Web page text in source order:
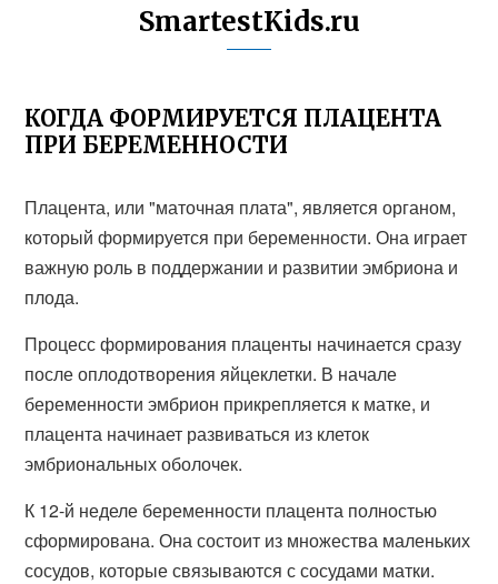
SmartestKids.ru
КОГДА ФОРМИРУЕТСЯ ПЛАЦЕНТА
ПРИ БЕРЕМЕННОСТИ
Плацента, или "маточная плата", является органом,
который формируется при беременности. Она играет
важную роль в поддержании и развитии эмбриона и
плода.
Процесс формирования плаценты начинается сразу
после оплодотворения яйцеклетки. В начале
беременности эмбрион прикрепляется к матке, и
плацента начинает развиваться из клеток
эмбриональных оболочек.
К 12-й неделе беременности плацента полностью
сформирована. Она состоит из множества маленьких
сосудов, которые связываются с сосудами матки.